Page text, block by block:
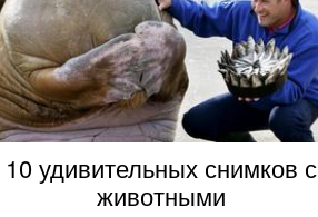
10 удивительных снимков с
животными